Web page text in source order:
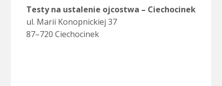
Testy na ustalenie ojcostwa – Ciechocinek
ul. Marii Konop­nic­kiej 37
87–720 Ciechocinek